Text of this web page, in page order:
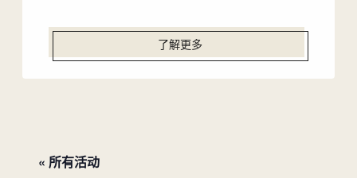
了解更多
« 所有活动